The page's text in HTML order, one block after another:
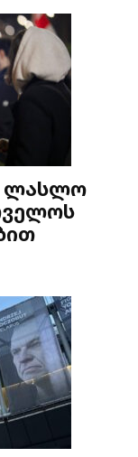
ლასლო